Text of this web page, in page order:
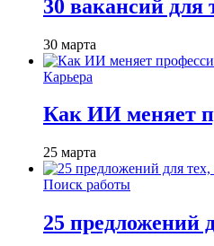
30 вакансий для
30 марта
Карьера
Как ИИ меняет
25 марта
Поиск работы
25 предложений